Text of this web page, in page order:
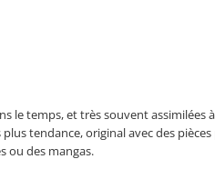
le temps, et très souvent assimilées
tendance, original avec des
ou des mangas.